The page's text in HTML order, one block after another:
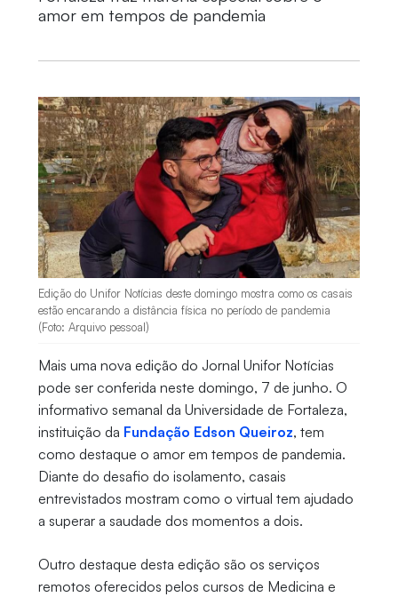
amor em tempos de pandemia
Edição do Unifor Notícias deste domingo mostra como os casais
estão encarando a distância física no período de pandemia
(Foto: Arquivo pessoal)
Mais uma nova edição do Jornal Unifor Notícias
pode ser conferida neste domingo, 7 de junho. O
informativo semanal da Universidade de Fortaleza,
instituição da Fundação Edson Queiroz, tem
como destaque o amor em tempos de pandemia.
Diante do desafio do isolamento, casais
entrevistados mostram como o virtual tem ajudado
a superar a saudade dos momentos a dois.
Outro destaque desta edição são os serviços
remotos oferecidos pelos cursos de Medicina e